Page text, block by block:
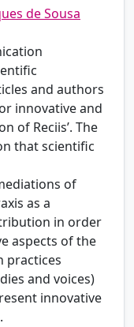
de Sousa
and authors
innovative and
of Reciis’. The
that scientific
of
as a
in order
aspects of the
practices
and voices)
innovative